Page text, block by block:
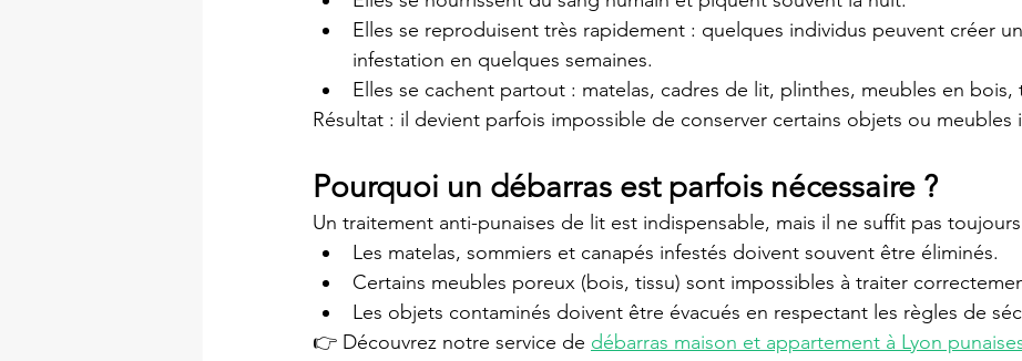
Elles se reproduisent très rapidement : quelques individus peuvent créer
infestation en quelques semaines.
Elles se cachent partout : matelas, cadres de lit, plinthes, meubles en bois,
Résultat : il devient parfois impossible de conserver certains objets ou meubles
Pourquoi un débarras est parfois nécessaire ?
Un traitement anti-punaises de lit est indispensable, mais il ne suffit pas
Les matelas, sommiers et canapés infestés doivent souvent être éliminés.
Certains meubles poreux (bois, tissu) sont impossibles à traiter
Les objets contaminés doivent être évacués en respectant les règles de
👉 Découvrez notre service de débarras maison et appartement à Lyon